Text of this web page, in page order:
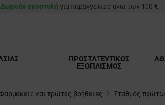
Δωρεάν αποστολή για παραγγελίες άνω των 100 €
ΠΡΟΣΤΑΤΕΥΤΙΚΟΣ
ΕΞΟΠΛΙΣΜΟΣ
Φαρμακεία και πρώτες βοήθειες Σταθμός